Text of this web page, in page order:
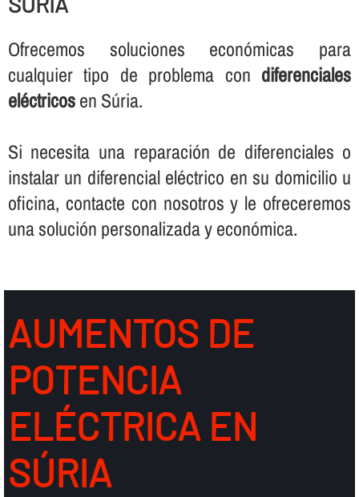
Ofrecemos soluciones económicas para
cualquier tipo de problema con diferenciales
eléctricosen Súria.
Si necesita una reparación de diferenciales o
instalar un diferencial eléctrico en su domicilio u
oficina, contacte con nosotros y le ofreceremos
una solución personalizada y económica.
AUMENTOS DE
POTENCIA
ELÉCTRICA EN
SÚRIA